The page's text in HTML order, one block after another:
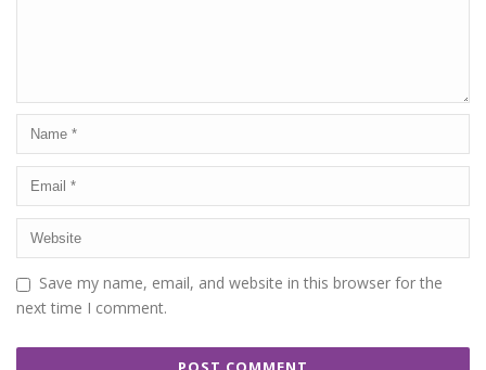
Save my name, email, and website in this browser for the
next time I comment.